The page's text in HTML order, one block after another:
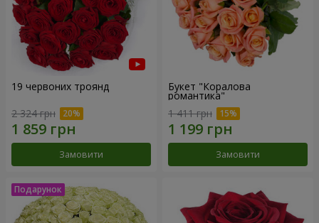
19 червоних троянд
2 324 грн
Замовити
Букет "Коралова
романтика"
1 411 грн
Замовити